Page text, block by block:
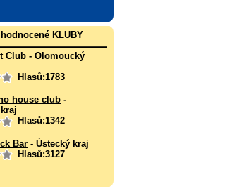
KLUBY
Club - Olomoucký
Hlasů:1783
house club -
Hlasů:1342
Bar - Ústecký kraj
Hlasů:3127